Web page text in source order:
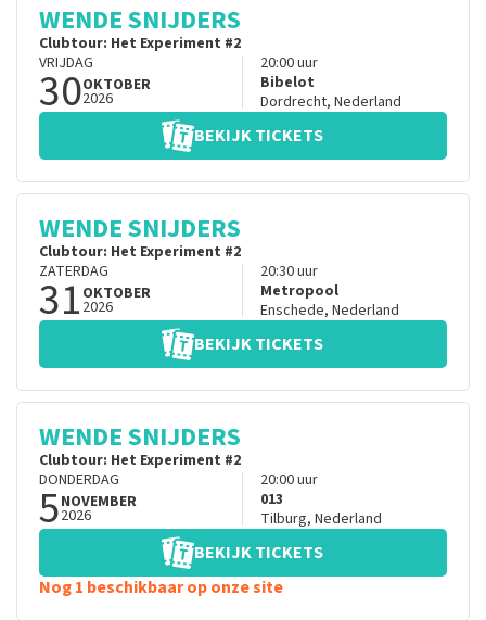
WENDE SNIJDERS
Clubtour: Het Experiment #2
VRIJDAG
30OKTOBER
2026
20:00uur
Bibelot
Dordrecht, Nederland
BEKIJK TICKETS
WENDE SNIJDERS
Clubtour: Het Experiment #2
ZATERDAG
31 OKTOBER
2026
20:30uur
Metropool
Enschede, Nederland
BEKIJK TICKETS
WENDE SNIJDERS
Clubtour: Het Experiment #2
DONDERDAG
5NOVEMBER
2026
20:00uur
013
Tilburg, Nederland
BEKIJK TICKETS
Nog 1 beschikbaar op onze site